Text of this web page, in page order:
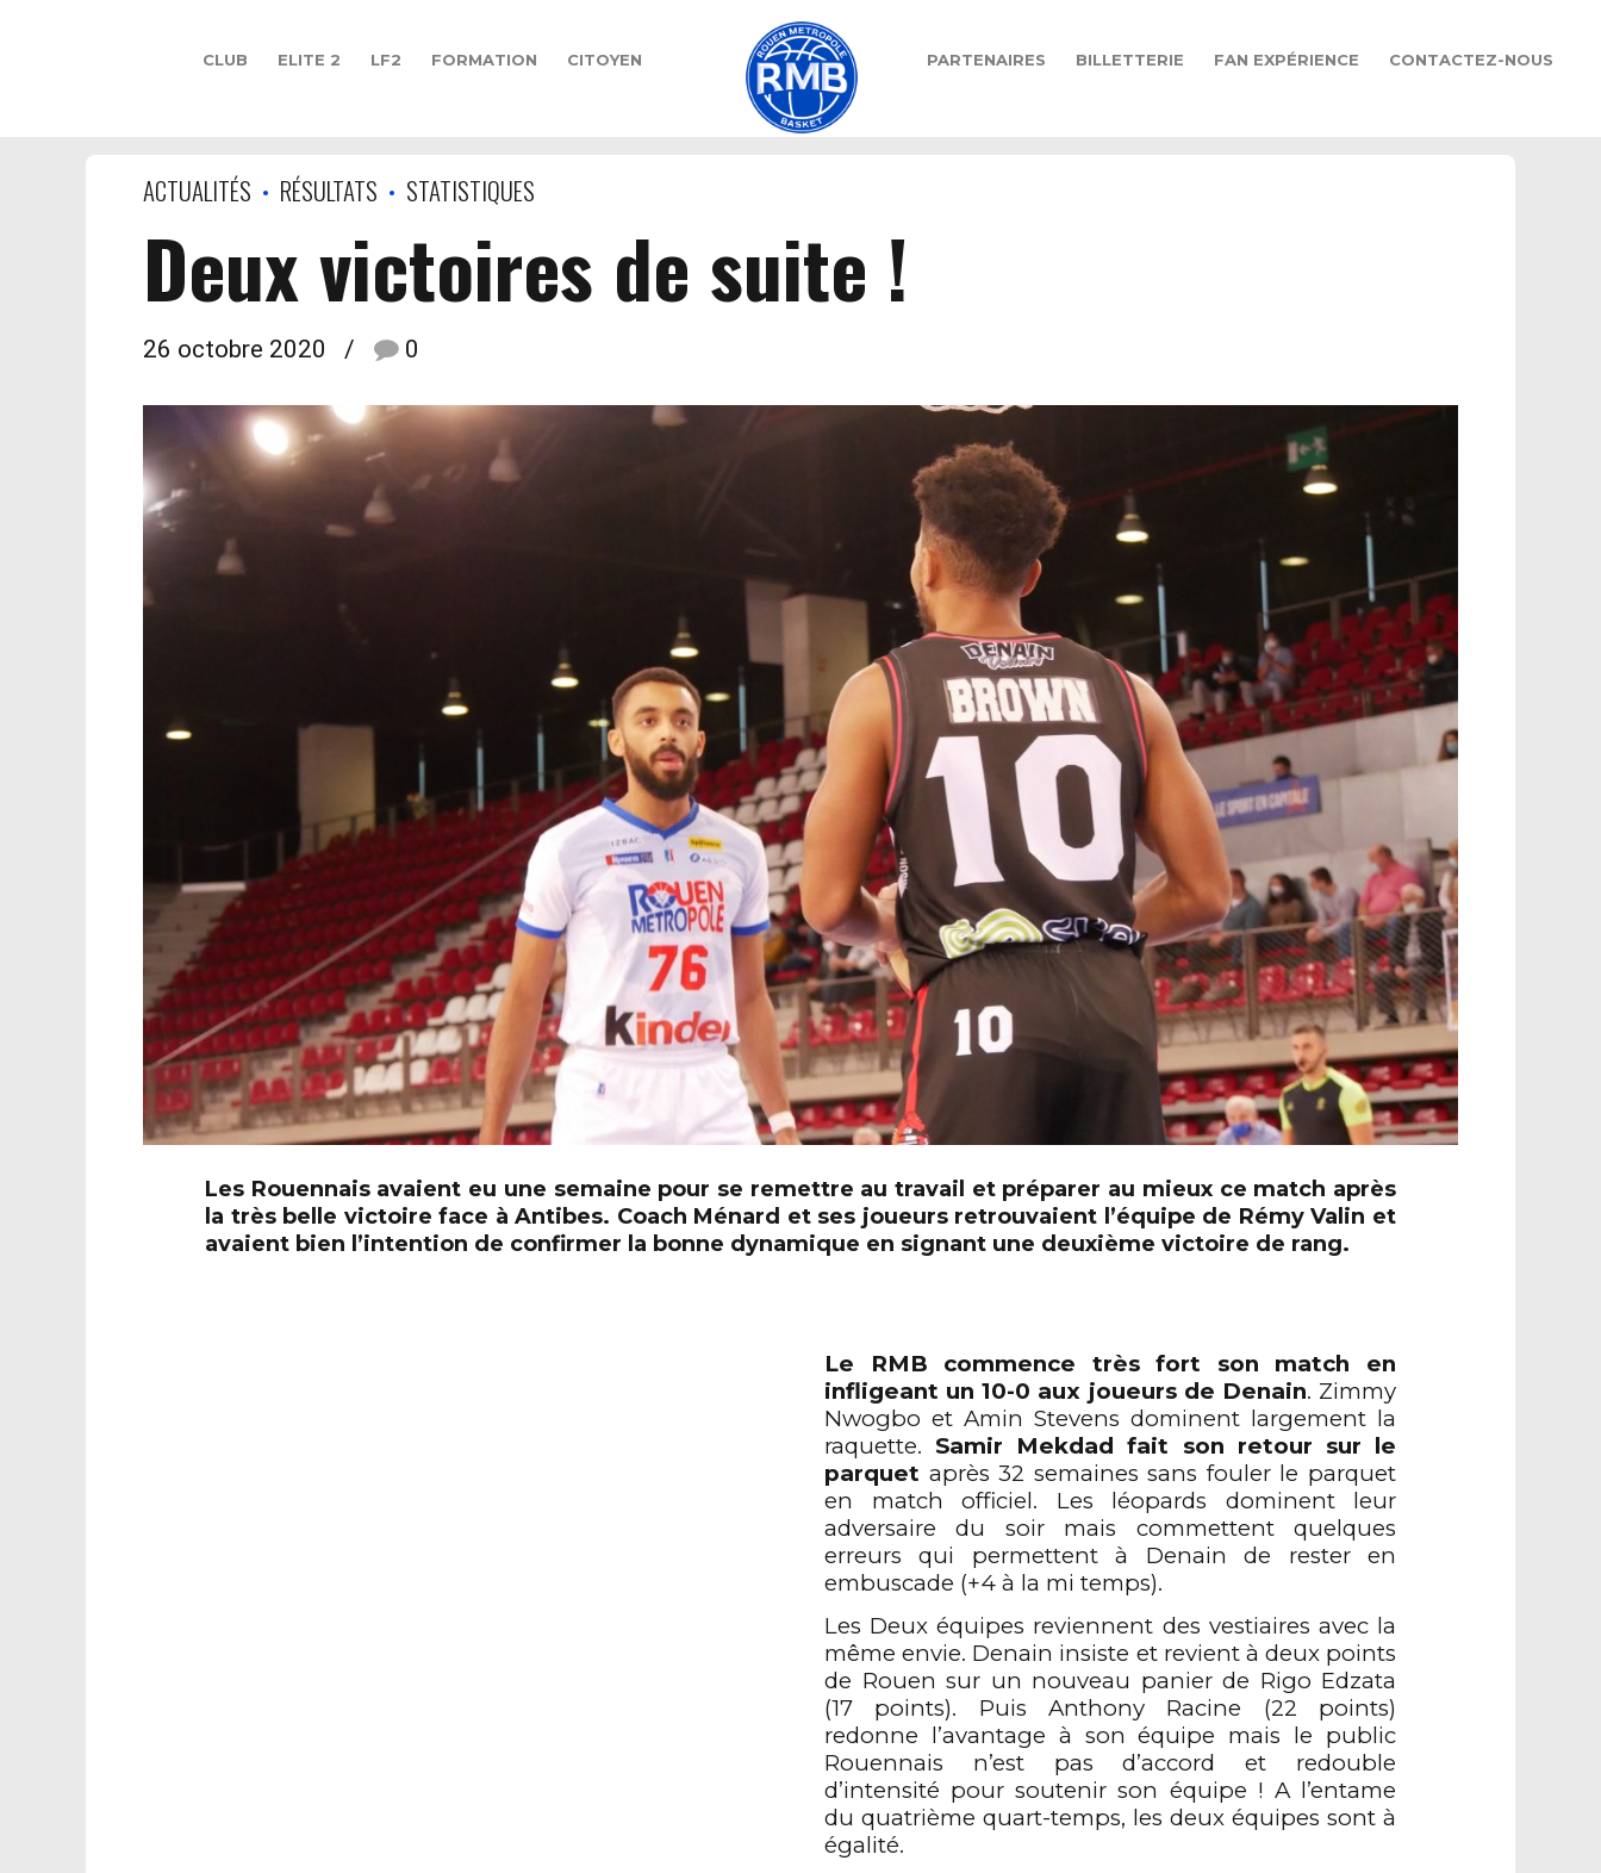
CLUB ELITE 2 LF2 FORMATION CITOYEN PARTENAIRES BILLETTERIE FAN EXPÉRIENCE CONTACTEZ-NOUS
ACTUALITÉS RÉSULTATS STATISTIQUES
Deux victoires de suite !
26 octobre 2020 0
Les Rouennais avaient eu une semaine pour se remettre au travail et préparer au mieux ce match après
la très belle victoire face à Antibes. Coach Ménard et ses joueurs retrouvaient l’équipe de Rémy Valin et
avaient bien l’intention de confirmer la bonne dynamique en signant une deuxième victoire de rang.
Le RMB commence très fort son match en
infligeant un 10-0 aux joueurs de Denain. Zimmy
Nwogbo et Amin Stevens dominent largement la
raquette. Samir Mekdad fait son retour sur le
parquet après 32 semaines sans fouler le parquet
en match officiel. Les léopards dominent leur
adversaire du soir mais commettent quelques
erreurs qui permettent à Denain de rester en
embuscade (+4 à la mi temps).
Les Deux équipes reviennent des vestiaires avec la
même envie. Denain insiste et revient à deux points
de Rouen sur un nouveau panier de Rigo Edzata
(17 points). Puis Anthony Racine (22 points)
redonne l’avantage à son équipe mais le public
Rouennais n’est pas d’accord et redouble
d’intensité pour soutenir son équipe ! A l’entame
du quatrième quart-temps, les deux équipes sont à
égalité.